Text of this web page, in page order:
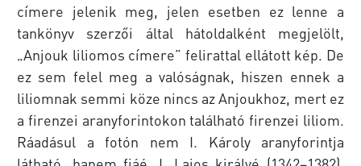
címere jelenik meg, jelen esetben ez lenne a
tankönyv szerzői által hátoldalként megjelölt,
„Anjouk liliomos címere” felirattal ellátott kép. De
ez sem felel meg a valóságnak, hiszen ennek a
liliomnak semmi köze nincs az Anjoukhoz, mert ez
a firenzei aranyforintokon található firenzei liliom.
Ráadásul a fotón nem I. Károly aranyforintja